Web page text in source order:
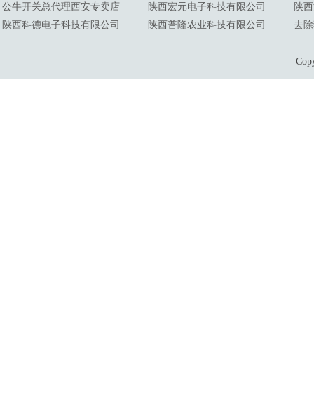
公牛开关总代理西安专卖店 陕西宏元电子科技有限公司
陕
陕西科德电子科技有限公司
陕西普隆农业科技有限公司 去